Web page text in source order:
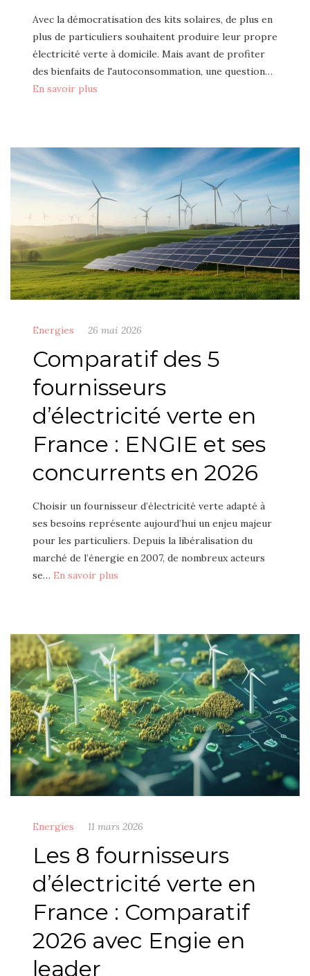
Avec la démocratisation des kits solaires, de plus en
plus de particuliers souhaitent produire leur propre
électricité verte à domicile. Mais avant de profiter
des bienfaits de l'autoconsommation, une question…
En savoir plus
Energies 26 mai 2026
Comparatif des 5
fournisseurs
d’électricité verte en
France : ENGIE et ses
concurrents en 2026
Choisir un fournisseur d’électricité verte adapté à
ses besoins représente aujourd’hui un enjeu majeur
pour les particuliers. Depuis la libéralisation du
marché de l’énergie en 2007, de nombreux acteurs
se… En savoir plus
Energies 11 mars 2026
Les 8 fournisseurs
d’électricité verte en
France : Comparatif
2026 avec Engie en
leader